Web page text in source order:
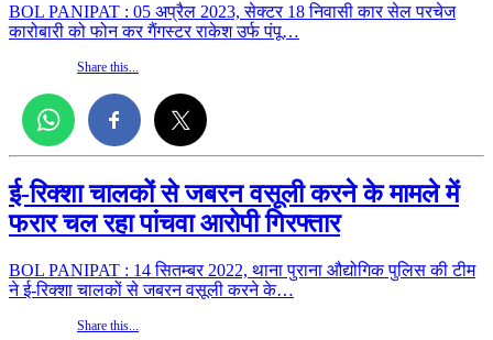
BOL PANIPAT : 05 अप्रैल 2023, सेक्टर 18 निवासी कार सेल परचेज
कारोबारी को फोन कर गैंगस्टर राकेश उर्फ पंपू…
Share this...
ई-रिक्शा चालकों से जबरन वसूली करने के मामले में
फरार चल रहा पांचवा आरोपी गिरफ्तार
BOL PANIPAT : 14 सितम्बर 2022, थाना पुराना औद्योगिक पुलिस की टीम
ने ई-रिक्शा चालकों से जबरन वसूली करने के…
Share this...